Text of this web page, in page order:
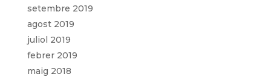
setembre 2019
agost 2019
juliol 2019
febrer 2019
maig 2018